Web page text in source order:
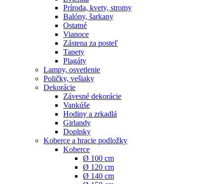
Príroda, kvety, stromy
Balóny, šarkany
Ostatné
Vianoce
Zástena za posteľ
Tapety
Plagáty
Lampy, osvetlenie
Poličky, vešiaky
Dekorácie
Závesné dekorácie
Vankúše
Hodiny a zrkadlá
Girlandy
Doplnky
Koberce a hracie podložky
Koberce
Ø 100 cm
Ø 120 cm
Ø 140 cm